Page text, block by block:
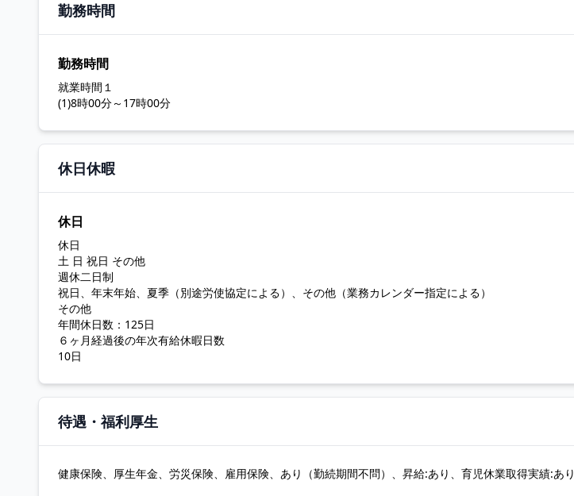
勤務時間
勤務時間
就業時間１
(1)8時00分～17時00分
休日休暇
休日
休日
土 日 祝日 その他
週休二日制
祝日、年末年始、夏季（別途労使協定による）、その他（業務カレンダー指定による）
その他
年間休日数：125日
６ヶ月経過後の年次有給休暇日数
10日
待遇・福利厚生
健康保険、厚生年金、労災保険、雇用保険、あり（勤続期間不問）、昇給:あり、育児休業取得実績:あり